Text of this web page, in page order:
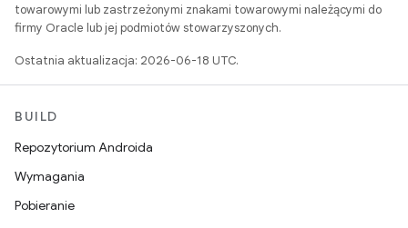
towarowymi lub zastrzeżonymi znakami towarowymi należącymi do
firmy Oracle lub jej podmiotów stowarzyszonych.
Ostatnia aktualizacja: 2026-06-18 UTC.
BUILD
Repozytorium Androida
Wymagania
Pobieranie